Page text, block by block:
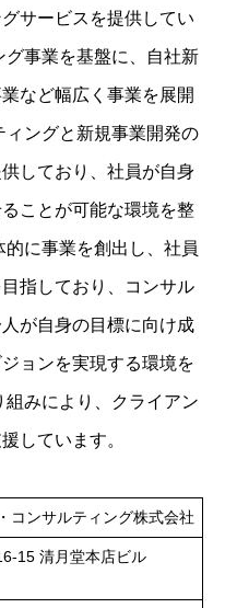
サービスを提供してい
グ事業を基盤に、自社新
など幅広く事業を展開
ィングと新規事業開発の
しており、社員が自身
ことが可能な環境を整
に事業を創出し、社員
指しており、コンサル
が自身の目標に向け成
ョンを実現する環境を
みにより、クライアン
しています。
コンサルティング株式会社
15 清月堂本店ビル